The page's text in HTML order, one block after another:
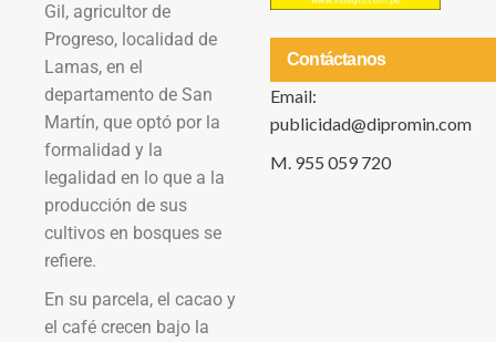
Gil, agricultor de
Progreso, localidad de
Lamas, en el
departamento de San
Martín, que optó por la
formalidad y la
legalidad en lo que a la
producción de sus
cultivos en bosques se
refiere.
En su parcela, el cacao y
el café crecen bajo la
Contáctanos
Email:
publicidad@dipromin.com
M. 955 059 720